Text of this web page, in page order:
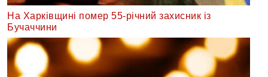
На Харківщині помер 55-річний захисник із
Бучаччини